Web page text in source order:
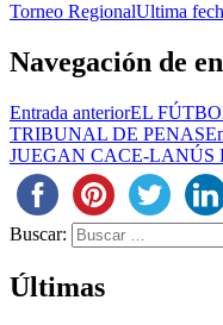
Torneo RegionalUltima
Navegación de
Entrada anteriorEL
TRIBUNAL DE PENAS
JUEGAN CACE-LANÚS
Buscar:
Últimas